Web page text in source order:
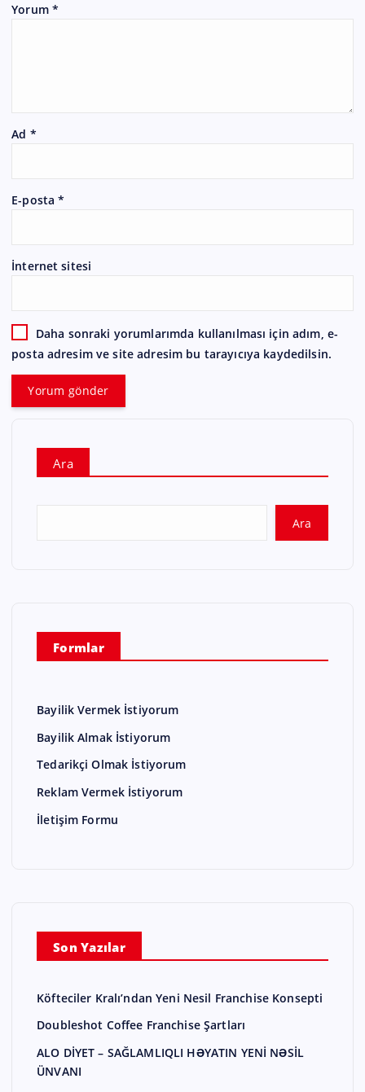
Yorum *
Ad *
E-posta*
İnternet sitesi
Daha sonraki yorumlarımda kullanılması için adım, e-
posta adresim ve site adresim bu tarayıcıya kaydedilsin.
Ara
Ara
Formlar
Bayilik Vermek İstiyorum
Bayilik Almak İstiyorum
Tedarikçi Olmak İstiyorum
Reklam Vermek İstiyorum
İletişim Formu
Son Yazılar
Köfteciler Kralı’ndan Yeni Nesil Franchise Konsepti
Doubleshot Coffee Franchise Şartları
ALO DİYET – SAĞLAMLIQLI HƏYATIN YENİ NƏSİL
ÜNVANI